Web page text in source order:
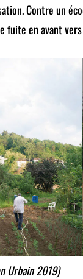
Contre un
fuite en avant
Urbain 2019)